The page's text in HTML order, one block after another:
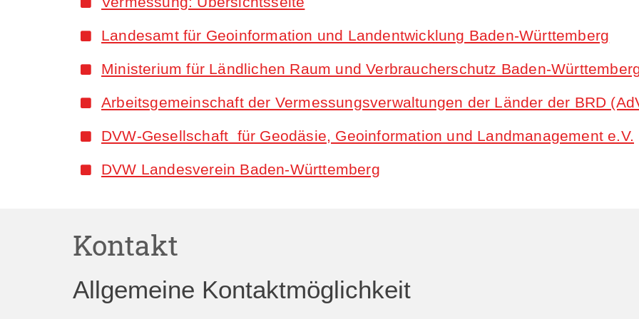
Landesamt für Geoinformation und Landentwicklung Baden-Württemberg
Ministerium für Ländlichen Raum und Verbraucherschutz Baden-
Arbeitsgemeinschaft der Vermessungsverwaltungen der Länder der BRD
DVW-Gesellschaft für Geodäsie, Geoinformation und Landmanagement e.V.
DVW Landesverein Baden-Württemberg
Kontakt
Allgemeine Kontaktmöglichkeit